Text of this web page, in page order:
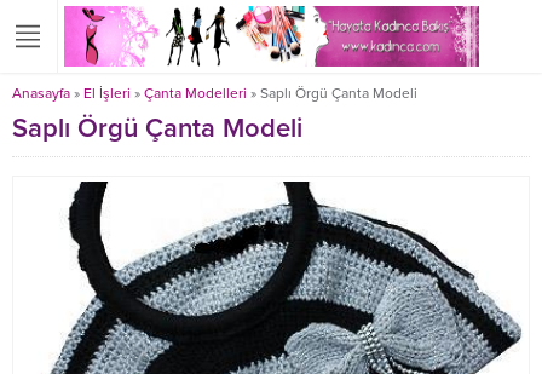
Anasayfa » El İşleri » Çanta Modelleri » Saplı Örgü Çanta Modeli
Saplı Örgü Çanta Modeli